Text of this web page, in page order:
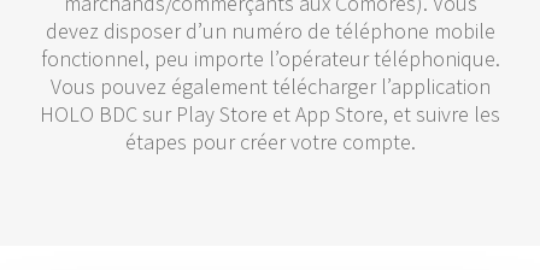
devez disposer d’un numéro de téléphone mobile
fonctionnel, peu importe l’opérateur téléphonique.
Vous pouvez également télécharger l’application
HOLO BDC sur Play Store et App Store, et suivre les
étapes pour créer votre compte.